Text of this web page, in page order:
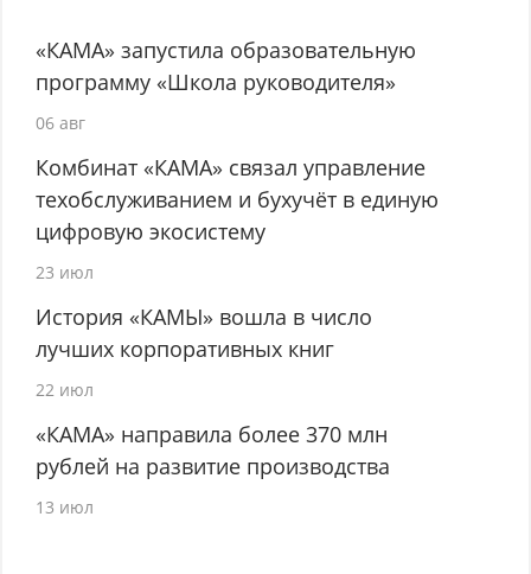
«КАМА» запустила образовательную
программу «Школа руководителя»
06 авг
Комбинат «КАМА» связал управление
техобслуживанием и бухучёт в единую
цифровую экосистему
23 июл
История «КАМЫ» вошла в число
лучших корпоративных книг
22 июл
«КАМА» направила более 370 млн
рублей на развитие производства
13 июл